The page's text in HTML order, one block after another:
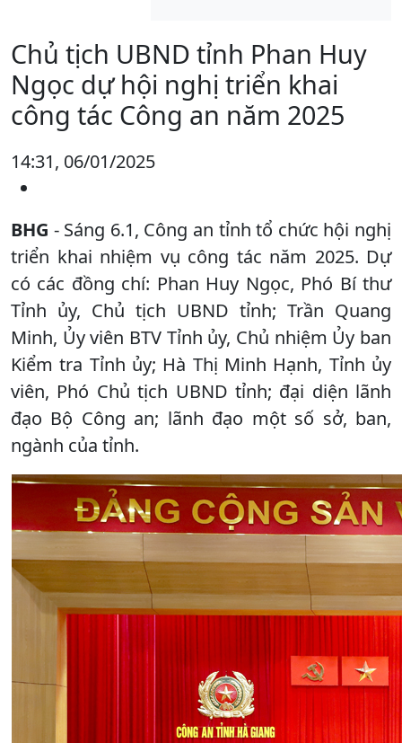
Chủ tịch UBND tỉnh Phan Huy
Ngọc dự hội nghị triển khai
công tác Công an năm 2025
14:31, 06/01/2025
BHG - Sáng 6.1, Công an tỉnh tổ chức hội nghị
triển khai nhiệm vụ công tác năm 2025. Dự
có các đồng chí: Phan Huy Ngọc, Phó Bí thư
Tỉnh ủy, Chủ tịch UBND tỉnh; Trần Quang
Minh, Ủy viên BTV Tỉnh ủy, Chủ nhiệm Ủy ban
Kiểm tra Tỉnh ủy; Hà Thị Minh Hạnh, Tỉnh ủy
viên, Phó Chủ tịch UBND tỉnh; đại diện lãnh
đạo Bộ Công an; lãnh đạo một số sở, ban,
ngành của tỉnh.